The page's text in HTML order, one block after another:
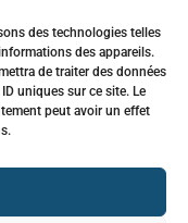
des technologies telles
des appareils.
de traiter des données
uniques sur ce site. Le
peut avoir un effet
à la newsletter